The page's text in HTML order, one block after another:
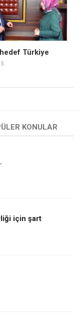
Türkiye
KONULAR
için şart